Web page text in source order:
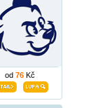
od 76 Kč